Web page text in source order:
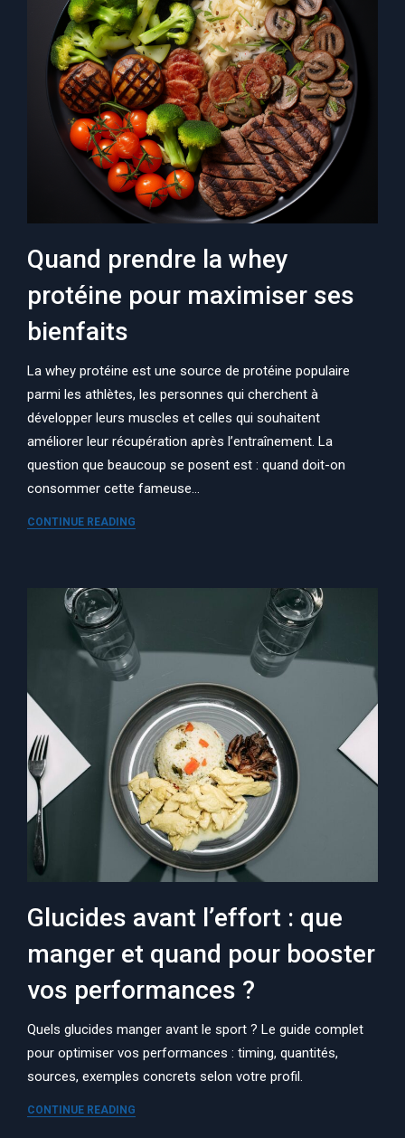
Quand prendre la whey
protéine pour maximiser ses
bienfaits
La whey protéine est une source de protéine populaire
parmi les athlètes, les personnes qui cherchent à
développer leurs muscles et celles qui souhaitent
améliorer leur récupération après l’entraînement. La
question que beaucoup se posent est : quand doit-on
consommer cette fameuse…
CONTINUE READING
Glucides avant l’effort : que
manger et quand pour booster
vos performances ?
Quels glucides manger avant le sport ? Le guide complet
pour optimiser vos performances : timing, quantités,
sources, exemples concrets selon votre profil.
CONTINUE READING